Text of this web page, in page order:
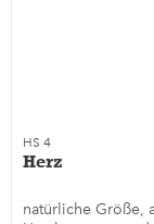
HS 4
Herz
natürliche Größe,